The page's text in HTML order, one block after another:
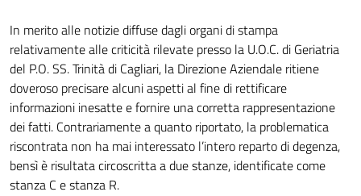
In merito alle notizie diffuse dagli organi di stampa
relativamente alle criticità rilevate presso la U.O.C. di Geriatria
del P.O. SS. Trinità di Cagliari, la Direzione Aziendale ritiene
doveroso precisare alcuni aspetti al fine di rettificare
informazioni inesatte e fornire una corretta rappresentazione
dei fatti. Contrariamente a quanto riportato, la problematica
riscontrata non ha mai interessato l’intero reparto di degenza,
bensì è risultata circoscritta a due stanze, identificate come
stanza C e stanza R.